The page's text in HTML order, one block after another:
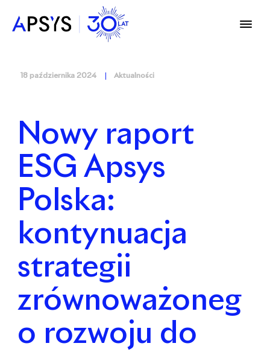
18 października 2024 Aktualności
Nowy raport
ESG Apsys
Polska:
kontynuacja
strategii
zrównoważoneg
o rozwoju do